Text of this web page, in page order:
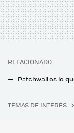
RELACIONADO
TEMAS DE INTERÉS